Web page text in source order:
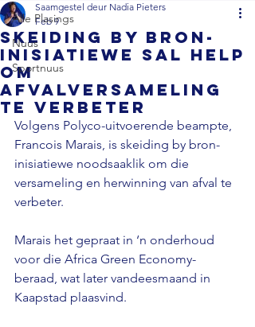
Alle Plasings
Nuus
Sportnuus
Skeiding by bron-
inisiatiewe sal help
om
afvalversameling
te verbeter
Saamgestel deur Nadia Pieters
Feb 9
Volgens Polyco-uitvoerende beampte,
Francois Marais, is skeiding by bron-
inisiatiewe noodsaaklik om die
versameling en herwinning van afval te
verbeter.
Marais het gepraat in ‘n onderhoud
voor die Africa Green Economy-
beraad, wat later vandeesmaand in
Kaapstad plaasvind.